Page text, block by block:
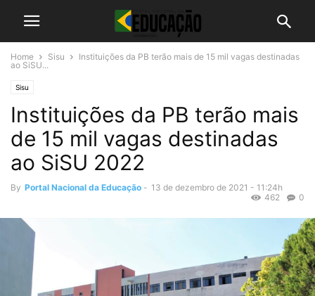
Home Sisu
Instituições da PB terão mais de 15 mil vagas destinadas
ao SiSU...
Sisu
Instituições da PB terão mais
de 15 mil vagas destinadas
ao SiSU 2022
By Portal Nacional da Educação - 13 de dezembro de 2021 - 11:24h
0
462